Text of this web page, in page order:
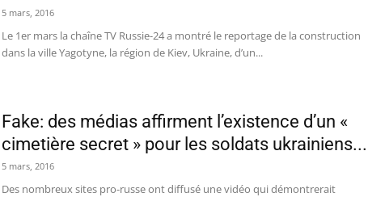
5 mars, 2016
Le 1er mars la chaîne TV Russie-24 a montré le reportage de la construction
dans la ville Yagotyne, la région de Kiev, Ukraine, d’un...
Fake: des médias affirment l’existence d’un «
cimetière secret » pour les soldats ukrainiens...
5 mars, 2016
Des nombreux sites pro-russe ont diffusé une vidéo qui démontrerait